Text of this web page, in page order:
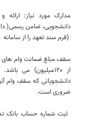
مدارک مورد نیاز:
دانشجویی، ضامن رسمی(
(فرم سند تعهد را از سامانه
از 120میلیون) می
ضروری است.